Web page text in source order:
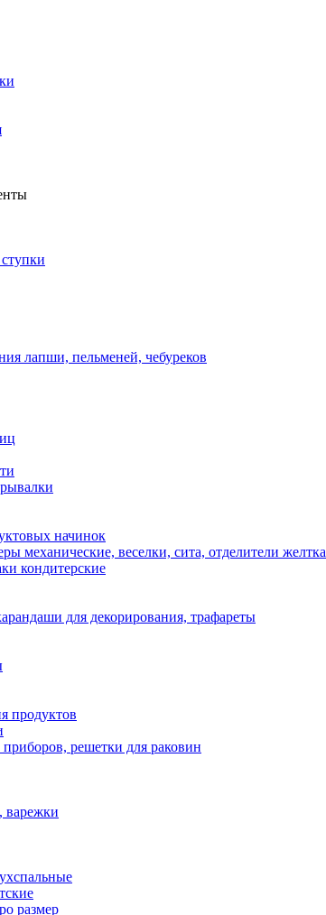
лапши, пельменей, чебуреков
начинок
механические, веселки, сита, отделители желтка
кондитерские
для декорирования, трафареты
продуктов
решетки для раковин
варежки
размер